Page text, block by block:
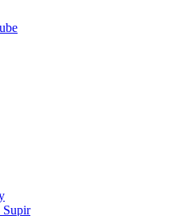
Supir